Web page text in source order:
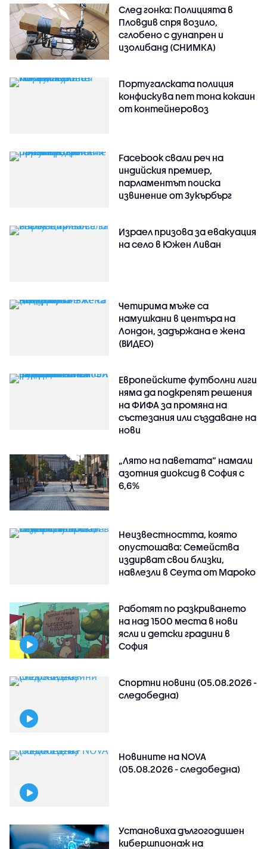
След гонка: Полицията в
Пловдив спря возило,
сглобено с дунапрен и
изолибанд (СНИМКА)
Португалската полиция
конфискува пет тона кокаин
от контейнеровоз
Facebook свали реч на
индийския премиер,
парламентът поиска
извинение от Зукърбърг
Израел призова за евакуация
на село в Южен Ливан
Четирима мъже са
намушкани в центъра на
Лондон, задържана е жена
(ВИДЕО)
Европейските футболни лиги
няма да подкрепят решения
на ФИФА за промяна на
състезания или създаване на
нови
„Лято на паветата“ намали
азотния диоксид в София с
6,6%
Неизвестността, която
опустошава: Семейства
издирват свои близки,
навлезли в Сеута от Мароко
Работят по разкриването
на над 1500 места в нови
ясли и детски градини в
София
Спортни новини (05.08.2026 -
следобедна)
Новините на NOVA
(05.08.2026 - следобедна)
Установиха дългогодишен
кибершпионаж на